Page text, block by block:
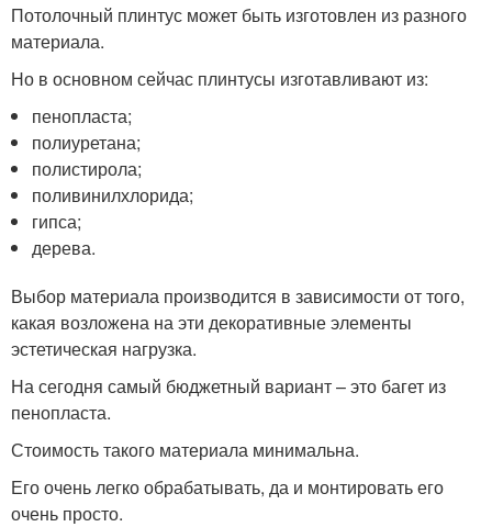
Потолочный плинтус может быть изготовлен из разного
материала.
Но в основном сейчас плинтусы изготавливают из:
пенопласта;
полиуретана;
полистирола;
поливинилхлорида;
гипса;
дерева.
Выбор материала производится в зависимости от того,
какая возложена на эти декоративные элементы
эстетическая нагрузка.
На сегодня самый бюджетный вариант – это багет из
пенопласта.
Стоимость такого материала минимальна.
Его очень легко обрабатывать, да и монтировать его
очень просто.